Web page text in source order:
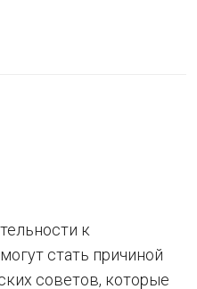
к
стать причиной
советов, которые